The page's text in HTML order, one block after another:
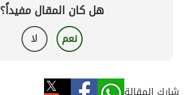
هل كان المقال مفيداً؟
نعم لا